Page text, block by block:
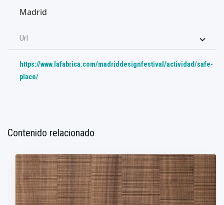
Madrid
Url
https://www.lafabrica.com/madriddesignfestival/actividad/safe-
place/
Contenido relacionado